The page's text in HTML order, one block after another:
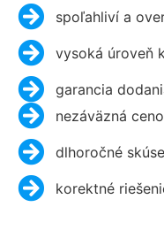
spoľahliví a
vysoká úroveň
garancia
nezáväzná
dlhoročné
korektné